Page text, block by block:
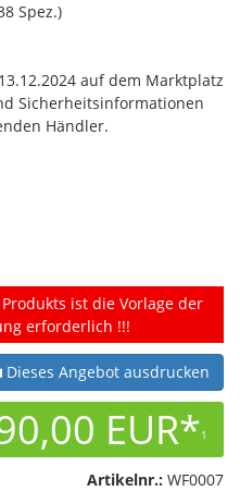
Spez.)
auf dem Marktplatz
Sicherheitsinformationen
Händler.
ist die Vorlage der
erforderlich !!!
Dieses Angebot ausdrucken
EUR*1
Artikelnr.: WF0007